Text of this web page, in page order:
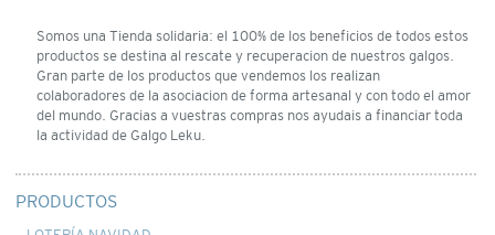
Somos una Tienda solidaria: el 100% de los beneficios de todos estos
productos se destina al rescate y recuperacion de nuestros galgos.
Gran parte de los productos que vendemos los realizan
colaboradores de la asociacion de forma artesanal y con todo el amor
del mundo. Gracias a vuestras compras nos ayudais a financiar toda
la actividad de Galgo Leku.
PRODUCTOS